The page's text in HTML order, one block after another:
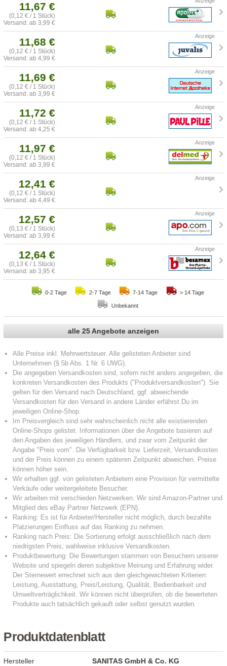
11,67 €
(0,12 € / 1 Stück)
Versand: ab 3,99 €
11,68 €
(0,12 € / 1 Stück)
Versand: ab 4,99 €
11,69 €
(0,12 € / 1 Stück)
Versand: ab 3,99 €
11,72 €
(0,12 € / 1 Stück)
Versand: ab 4,25 €
11,97 €
(0,12 € / 1 Stück)
Versand: ab 3,99 €
12,41 €
(0,12 € / 1 Stück)
Versand: ab 4,49 €
12,57 €
(0,13 € / 1 Stück)
Versand: ab 3,99 €
12,64 €
(0,13 € / 1 Stück)
Versand: ab 3,95 €
0-2 Tage 2-7 Tage 7-14 Tage > 14 Tage
Unbekannt
alle 25 Angebote anzeigen
Produktdatenblatt
Hersteller SANITAS GmbH & Co. KG